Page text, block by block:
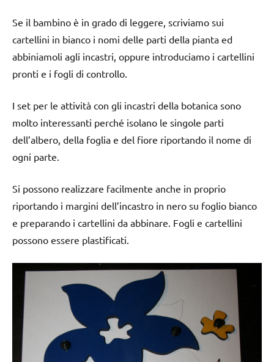
Se il bambino è in grado di leggere, scriviamo sui
cartellini in bianco i nomi delle parti della pianta ed
abbiniamoli agli incastri, oppure introduciamo i cartellini
pronti e i fogli di controllo.
I set per le attività con gli incastri della botanica sono
molto interessanti perché isolano le singole parti
dell’albero, della foglia e del fiore riportando il nome di
ogni parte.
Si possono realizzare facilmente anche in proprio
riportando i margini dell’incastro in nero su foglio bianco
e preparando i cartellini da abbinare. Fogli e cartellini
possono essere plastificati.